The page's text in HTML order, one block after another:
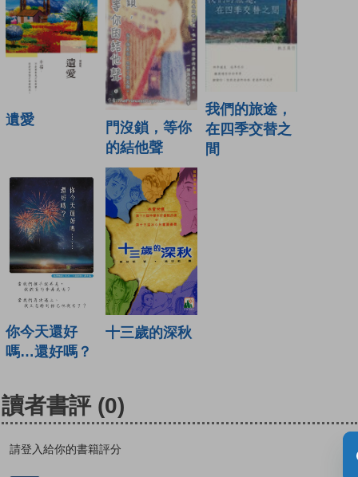
遺愛
門沒鎖，等你
的結他聲
我們的旅途，
在四季交替之
間
你今天還好
嗎…還好嗎？
十三歲的深秋
讀者書評 (0)
請登入給你的書籍評分